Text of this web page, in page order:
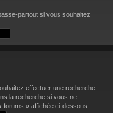
partout si vous souhaitez
effectuer une recherche.
la recherche si vous ne
» affichée ci-dessous.